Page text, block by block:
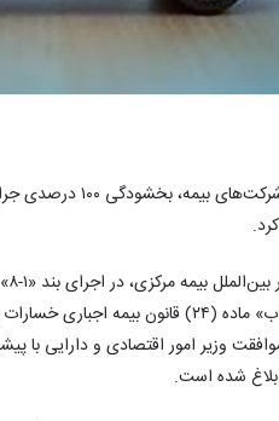
بیمه مرکزی در
تقسیط و بخشودگی مبلغ موضوع بند «ب»
و با توجه به موافقت وزیر امور اقتصادی
شده است.